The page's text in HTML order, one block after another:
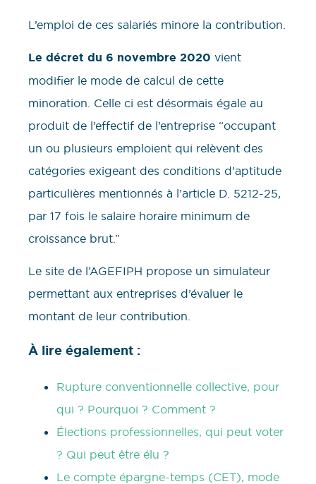
L’emploi de ces salariés minore la contribution.
Le décret du 6 novembre 2020 vient
modifier le mode de calcul de cette
minoration. Celle ci est désormais égale au
produit de l’effectif de l’entreprise “occupant
un ou plusieurs emploient qui relèvent des
catégories exigeant des conditions d’aptitude
particulières mentionnés à l’article D. 5212-25,
par 17 fois le salaire horaire minimum de
croissance brut.”
Le site de l’AGEFIPH propose un simulateur
permettant aux entreprises d’évaluer le
montant de leur contribution.
À lire également :
Rupture conventionnelle collective, pour
qui ? Pourquoi ? Comment ?
Élections professionnelles, qui peut voter
? Qui peut être élu ?
Le compte épargne-temps (CET), mode